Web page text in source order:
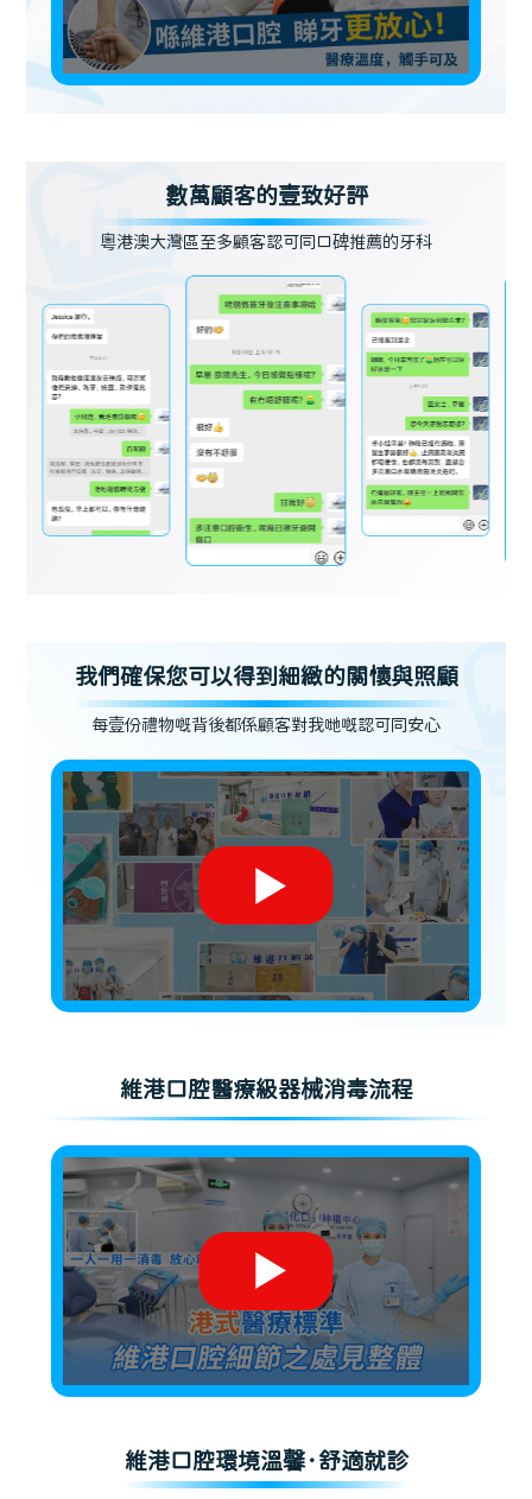
數萬顧客的壹致好評
粵港澳大灣區至多顧客認可同口碑推薦的牙科
我們確保您可以得到細緻的關懷與照顧
每壹份禮物嘅背後都係顧客對我哋嘅認可同安心
維港口腔醫療級器械消毒流程
維港口腔環境溫馨·舒適就診